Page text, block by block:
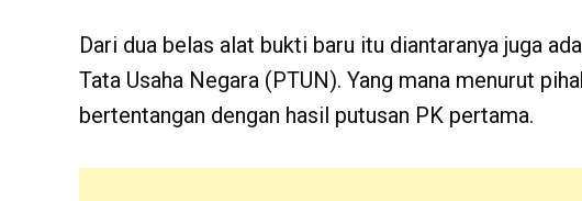
Dari dua belas alat bukti baru itu diantaranya juga
Tata Usaha Negara (PTUN). Yang mana menurut
bertentangan dengan hasil putusan PK pertama.